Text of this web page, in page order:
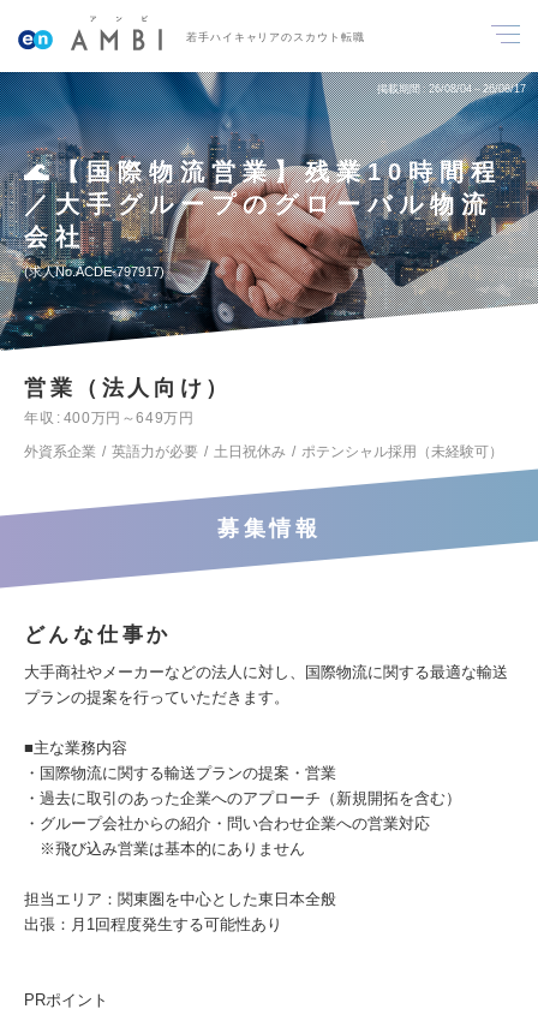
若手ハイキャリアのスカウト転職
掲載期間 26/08/04～26/08/17
🌊【国際物流営業】残業10時間程
／大手グループのグローバル物流
会社
求人No.ACDE-797917
営業（法人向け）
年収
400万円～649万円
外資系企業
英語力が必要 土日祝休み ポテンシャル採用（未経験可）
募集情報
どんな仕事か
大手商社やメーカーなどの法人に対し、国際物流に関する最適な輸送
プランの提案を行っていただきます。
■主な業務内容
・国際物流に関する輸送プランの提案・営業
・過去に取引のあった企業へのアプローチ（新規開拓を含む）
・グループ会社からの紹介・問い合わせ企業への営業対応
※飛び込み営業は基本的にありません
担当エリア：関東圏を中心とした東日本全般
出張：月1回程度発生する可能性あり
PRポイント